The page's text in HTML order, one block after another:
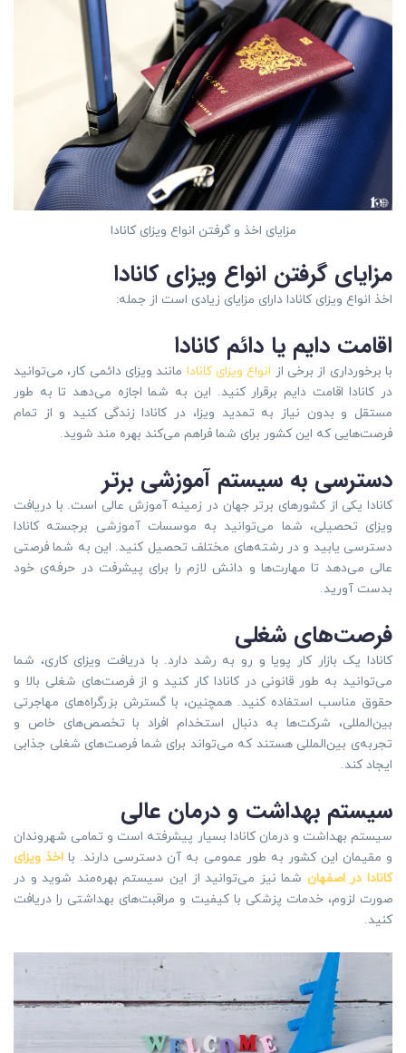
مزایای اخذ و گرفتن انواع ویزای کانادا
مزایای گرفتن انواع ویزای کانادا
اخذ انواع ویزای کانادا دارای مزایای زیادی است از جمله:
اقامت دایم یا دائم کانادا
با برخورداری از برخی از انواع ویزای کانادا مانند ویزای دائمی کار، می‌توانید
در کانادا اقامت دایم برقرار کنید. این به شما اجازه می‌دهد تا به طور
مستقل و بدون نیاز به تمدید ویزا، در کانادا زندگی کنید و از تمام
فرصت‌هایی که این کشور برای شما فراهم می‌کند بهره مند شوید.
دسترسی به سیستم آموزشی برتر
کانادا یکی از کشورهای برتر جهان در زمینه آموزش عالی است. با دریافت
ویزای تحصیلی، شما می‌توانید به موسسات آموزشی برجسته کانادا
دسترسی یابید و در رشته‌های مختلف تحصیل کنید. این به شما فرصتی
عالی می‌دهد تا مهارت‌ها و دانش لازم را برای پیشرفت در حرفه‌ی خود
بدست آورید.
فرصت‌های شغلی
کانادا یک بازار کار پویا و رو به رشد دارد. با دریافت ویزای کاری، شما
می‌توانید به طور قانونی در کانادا کار کنید و از فرصت‌های شغلی بالا و
حقوق مناسب استفاده کنید. همچنین، با گسترش بزرگراه‌های مهاجرتی
بین‌المللی، شرکت‌ها به دنبال استخدام افراد با تخصص‌های خاص و
تجربه‌ی بین‌المللی هستند که می‌تواند برای شما فرصت‌های شغلی جذابی
ایجاد کند.
سیستم بهداشت و درمان عالی
سیستم بهداشت و درمان کانادا بسیار پیشرفته است و تمامی شهروندان
و مقیمان این کشور به طور عمومی به آن دسترسی دارند. با اخذ ویزای
کانادا در اصفهان شما نیز می‌توانید از این سیستم بهره‌مند شوید و در
صورت لزوم، خدمات پزشکی با کیفیت و مراقبت‌های بهداشتی را دریافت
کنید.